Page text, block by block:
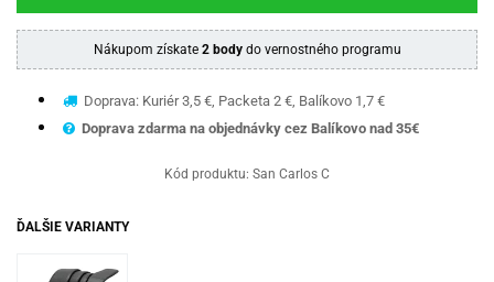
Nákupom získate 2 bodydo vernostného programu
Doprava: Kuriér 3,5 €, Packeta 2 €, Balíkovo 1,7 €
Doprava zdarma na objednávky cez Balíkovo nad 35€
Kód produktu: San Carlos C
ĎALŠIE VARIANTY